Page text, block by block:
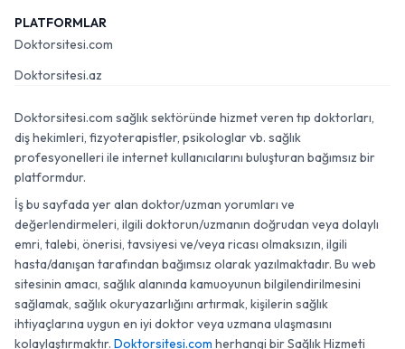
PLATFORMLAR
Doktorsitesi.com
Doktorsitesi.az
Doktorsitesi.com sağlık sektöründe hizmet veren tıp doktorları,
diş hekimleri, fizyoterapistler, psikologlar vb. sağlık
profesyonelleri ile internet kullanıcılarını buluşturan bağımsız bir
platformdur.
İş bu sayfada yer alan doktor/uzman yorumları ve
değerlendirmeleri, ilgili doktorun/uzmanın doğrudan veya dolaylı
emri, talebi, önerisi, tavsiyesi ve/veya ricası olmaksızın, ilgili
hasta/danışan tarafından bağımsız olarak yazılmaktadır. Bu web
sitesinin amacı, sağlık alanında kamuoyunun bilgilendirilmesini
sağlamak, sağlık okuryazarlığını artırmak, kişilerin sağlık
ihtiyaçlarına uygun en iyi doktor veya uzmana ulaşmasını
kolaylaştırmaktır. Doktorsitesi.com herhangi bir Sağlık Hizmeti